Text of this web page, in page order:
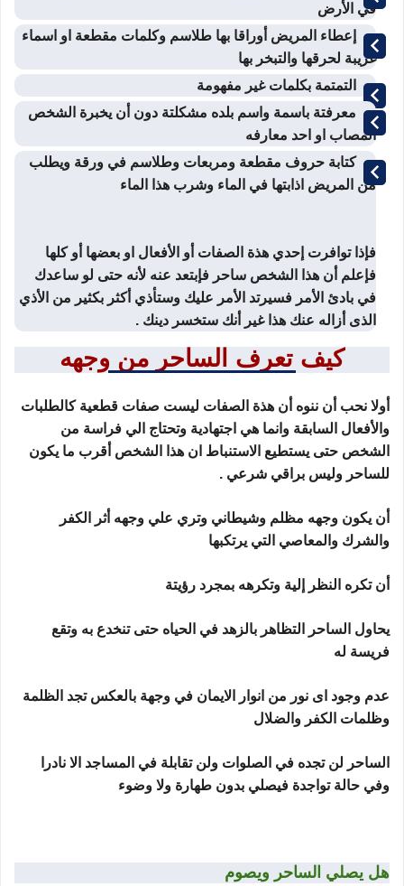
في الأرض
إعطاء المريض أوراقا بها طلاسم وكلمات مقطعة او اسماء
غريبة لحرقها والتبخر بها
التمتمة بكلمات غير مفهومة
معرفتة باسمة واسم بلده مشكلتة دون أن يخبرة الشخص
المصاب او احد معارفه
كتابة حروف مقطعة ومربعات وطلاسم في ورقة ويطلب
من المريض اذابتها في الماء وشرب هذا الماء
فإذا توافرت إحدي هذة الصفات أو الأفعال او بعضها أو كلها
فإعلم أن هذا الشخص ساحر فإبتعد عنه لأنه حتى لو ساعدك
في بادئ الأمر فسيرتد الأمر عليك وستأذي أكثر بكثير من الأذي
الذى أزاله عنك هذا غير أنك ستخسر دينك .
كيف تعرف الساحر من وجهه
أولا نحب أن ننوه أن هذة الصفات ليست صفات قطعية كالطلبات
والأفعال السابقة وانما هي اجتهادية وتحتاج الي فراسة من
الشخص حتى يستطيع الاستنباط ان هذا الشخص أقرب ما يكون
للساحر وليس براقي شرعي .
أن يكون وجهه مظلم وشيطاني وتري علي وجهه أثر الكفر
والشرك والمعاصي التي يرتكبها
أن تكره النظر إلية وتكرهه بمجرد رؤيتة
يحاول الساحر التظاهر بالزهد في الحياه حتى تنخدع به وتقع
فريسة له
عدم وجود اى نور من انوار الايمان في وجهة بالعكس تجد الظلمة
وظلمات الكفر والضلال
الساحر لن تجده في الصلوات ولن تقابلة في المساجد الا نادرا
وفي حالة تواجدة فيصلي بدون طهارة ولا وضوء
هل يصلي الساحر ويصوم